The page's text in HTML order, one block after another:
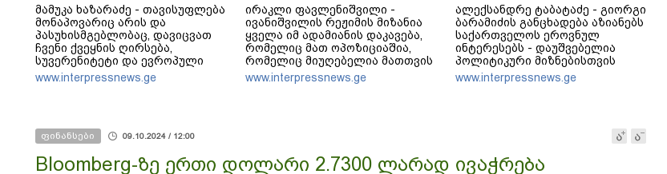
მამუკა ხაზარაძე - თავისუფლება
მონაპოვარიც არის და
პასუხისმგებლობაც, დავიცვათ
ჩვენი ქვეყნის ღირსება,
სუვერენიტეტი და ევროპული
მომავალი - საქართველო
არასდროს შეეგუება ოკუპაციას
www.interpressnews.ge
ირაკლი ფავლენიშვილი -
ივანიშვილის რეჟიმის მიზანია
ყველა იმ ადამიანის დაკავება,
რომელიც მათ ოპოზიციაშია,
რომელიც მიუღებელია მათთვის
და კრემლისათვის - გიორგი
ბარამიძის წინააღმდეგ საქმე
www.interpressnews.ge
ალექსანდრე ტაბატაძე - გიორგი
ბარამიძის განცხადება აზიანებს
საქართველოს ეროვნულ
ინტერესებს - დაუშვებელია
პოლიტიკური მიზნებისთვის
ისეთი ნარატივების
გავრცელება, რომლებიც
www.interpressnews.ge
ფინანსები 09.10.2024 / 12:00
Bloomberg-ზე ერთი დოლარი 2.7300 ლარად ივაჭრება